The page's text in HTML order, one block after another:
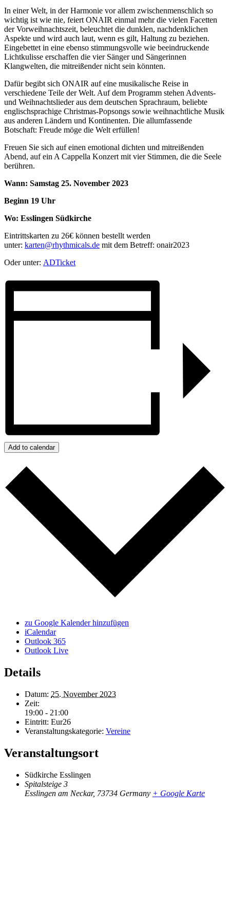
In einer Welt, in der Harmonie vor allem zwischenmenschlich so
wichtig ist wie nie, feiert ONAIR einmal mehr die vielen Facetten
der Vorweihnachtszeit, beleuchtet die dunklen, nachdenklichen
Aspekte und wird auch laut, wenn es gilt, Haltung zu beziehen.
Eingebettet in eine ebenso stimmungsvolle wie beeindruckende
Lichtkulisse erschaffen die vier Sänger und Sängerinnen
Klangwelten, die mitreißender nicht sein könnten.
Dafür begibt sich ONAIR auf eine musikalische Reise in
verschiedene Teile der Welt. Auf dem Programm stehen Advents-
und Weihnachtslieder aus dem deutschen Sprachraum, beliebte
englischsprachige Christmas-Popsongs sowie weihnachtliche Musik
aus anderen Ländern und Kontinenten. Die allumfassende
Botschaft: Freude möge die Welt erfüllen!
Freuen Sie sich auf einen emotional dichten und mitreißenden
Abend, auf ein A Cappella Konzert mit vier Stimmen, die die Seele
berühren.
Wann: Samstag 25. November 2023
Beginn 19 Uhr
Wo: Esslingen Südkirche
Eintrittskarten zu 26€ können bestellt werden
unter: karten@rhythmicals.de mit dem Betreff: onair2023
Oder unter: ADTicket
Add to calendar
zu Google Kalender hinzufügen
iCalendar
Outlook 365
Outlook Live
Details
Datum: 25. November 2023
Zeit:
19:00 - 21:00
Eintritt: Eur26
Veranstaltungskategorie: Vereine
Veranstaltungsort
Südkirche Esslingen
Spitalsteige 3
Esslingen am Neckar, 73734 Germany + Google Karte